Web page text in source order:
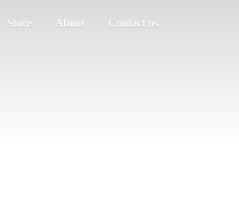
Store About Contact us